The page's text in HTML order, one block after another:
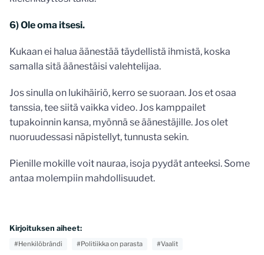
6) Ole oma itsesi.
Kukaan ei halua äänestää täydellistä ihmistä, koska
samalla sitä äänestäisi valehtelijaa.
Jos sinulla on lukihäiriö, kerro se suoraan. Jos et osaa
tanssia, tee siitä vaikka video. Jos kamppailet
tupakoinnin kansa, myönnä se äänestäjille. Jos olet
nuoruudessasi näpistellyt, tunnusta sekin.
Pienille mokille voit nauraa, isoja pyydät anteeksi. Some
antaa molempiin mahdollisuudet.
Kirjoituksen aiheet:
#Henkilöbrändi #Politiikka on parasta #Vaalit